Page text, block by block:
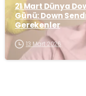
21 Mart Dünya
Günü: Down
Gerekenler
13 Mart 2026